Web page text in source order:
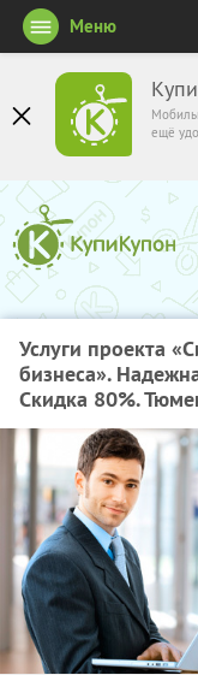
ещё
Меню
Услуги проекта
бизнеса».
Скидка 80%.